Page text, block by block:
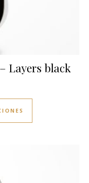
Layers black
Este producto